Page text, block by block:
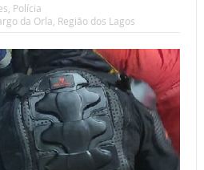
Polícia
da Orla Região dos Lagos